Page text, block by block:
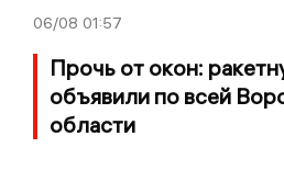
06/08 01:57
Прочь от окон:
объявили по всей
области